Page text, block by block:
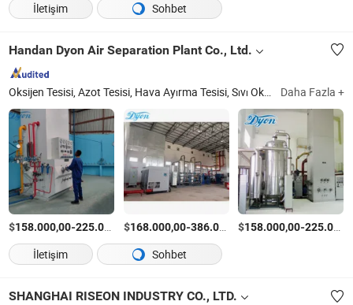
İletişim
Sohbet
Handan Dyon Air Separation Plant Co., Ltd.
Oksijen Tesisi, Azot Tesisi, Hava Ayırma Tesisi, Sıvı Oksijen Tesisi, Sıvı Azot Tesisi, Sıvı Argon Tesisi, Medikal Oksijen Tesisi, Skid Monteli Oksijen Tesisi, Asetilen Tesisi, CO2 Tesisi Daha Fazla +
$158.000,00-225.000,00 /Parça
$168.000,00-386.000,00 /Ayarla
$158.000,00-225.000,00
İletişim Sohbet
SHANGHAI RISEON INDUSTRY CO., LTD.